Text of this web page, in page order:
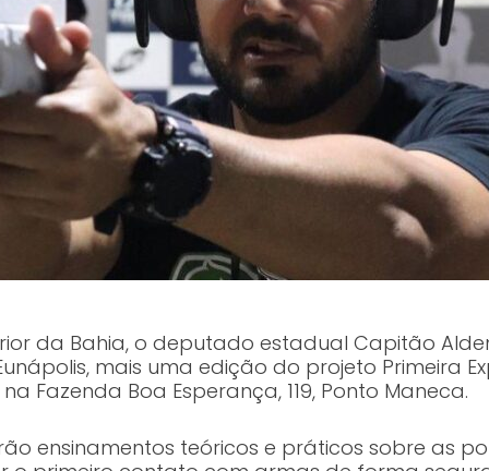
da Bahia, o deputado estadual Capitão
mais uma edição do projeto Primeira
Fazenda Boa Esperança, 119, Ponto Maneca.
ensinamentos teóricos e práticos sobre as